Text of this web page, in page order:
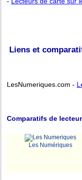
Liens et
LesNumeriques.com -
Comparatifs de
Les Numériques